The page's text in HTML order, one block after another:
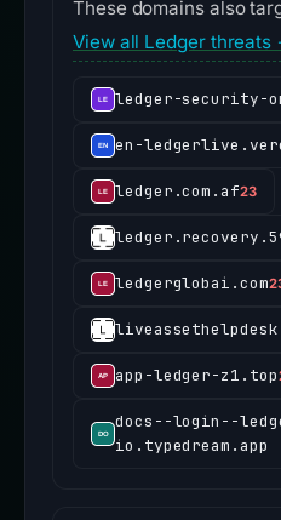
These domains also
View all Ledger threats
ledger-security-
en-
ledger.com.af23
ledgerglobai.com
app-ledger-z1.top
docs--login--
io.typedream.app